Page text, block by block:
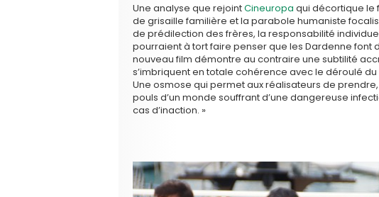
Une analyse que rejointCineuropa qui décortique le
de grisaille familière et la parabole humaniste
de prédilection des frères, la responsabilité
pourraient à tort faire penser que les Dardenne font
nouveau film démontre au contraire une subtilité
s’imbriquent en totale cohérence avec le déroulé
Une osmose qui permet aux réalisateurs de
pouls d’un monde souffrant d’une dangereuse
cas d’inaction. »